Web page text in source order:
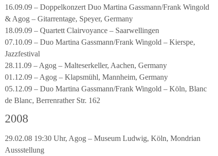
16.09.09 – Doppelkonzert Duo Martina Gassmann/Frank Wingold
& Agog – Gitarrentage, Speyer, Germany
18.09.09 – Quartett Clairvoyance – Saarwellingen
07.10.09 – Duo Martina Gassmann/Frank Wingold – Kierspe,
Jazzfestival
28.11.09 – Agog – Malteserkeller, Aachen, Germany
01.12.09 – Agog – Klapsmühl, Mannheim, Germany
05.12.09 – Duo Martina Gassmann/Frank Wingold – Köln, Blanc
de Blanc, Berrenrather Str. 162
2008
29.02.08 19:30 Uhr, Agog – Museum Ludwig, Köln, Mondrian
Aussstellung